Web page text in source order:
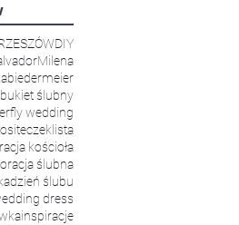
DIY
Milena
biedermeier
bukiet ślubny
wedding
czeklista
kościoła
ślubna
dzień ślubu
dress
inspiracje